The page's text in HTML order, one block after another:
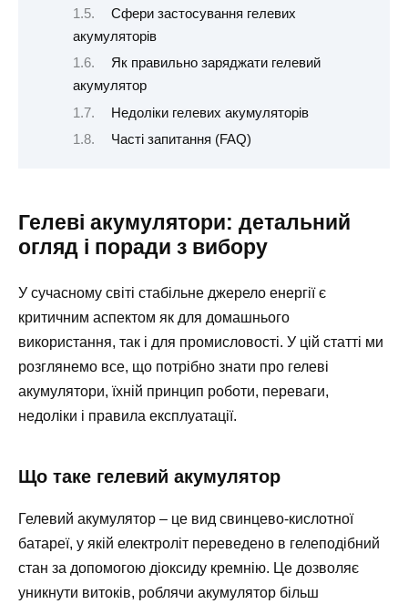
Сфери застосування гелевих
акумуляторів
Як правильно заряджати гелевий
акумулятор
Недоліки гелевих акумуляторів
Часті запитання (FAQ)
Гелеві акумулятори: детальний
огляд і поради з вибору
У сучасному світі стабільне джерело енергії є
критичним аспектом як для домашнього
використання, так і для промисловості. У цій статті ми
розглянемо все, що потрібно знати про гелеві
акумулятори, їхній принцип роботи, переваги,
недоліки і правила експлуатації.
Що таке гелевий акумулятор
Гелевий акумулятор – це вид свинцево-кислотної
батареї, у якій електроліт переведено в гелеподібний
стан за допомогою діоксиду кремнію. Це дозволяє
уникнути витоків, роблячи акумулятор більш